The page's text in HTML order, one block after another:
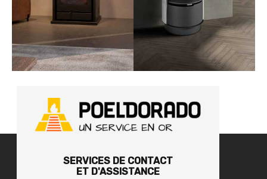
SERVICES DE CONTACT
ET D'ASSISTANCE